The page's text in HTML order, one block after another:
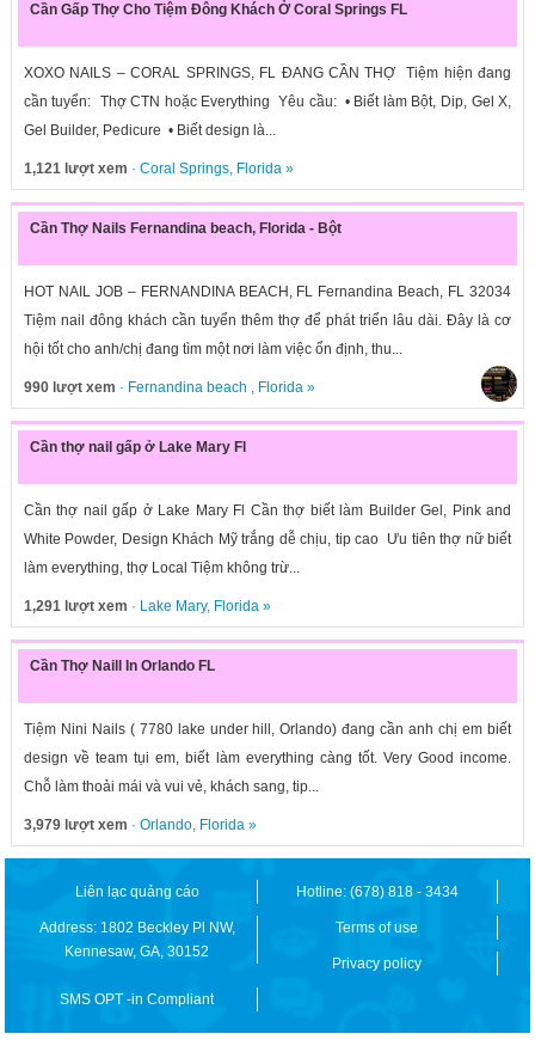
Cần Gấp Thợ Cho Tiệm Đông Khách Ở Coral Springs FL
XOXO NAILS – CORAL SPRINGS, FL ĐANG CẦN THỢ Tiệm hiện đang
cần tuyển: Thợ CTN hoặc Everything Yêu cầu: • Biết làm Bột, Dip, Gel X,
Gel Builder, Pedicure • Biết design là...
1,121 lượt xem · Coral Springs, Florida»
Cần Thợ Nails Fernandina beach, Florida - Bột
HOT NAIL JOB – FERNANDINA BEACH, FL Fernandina Beach, FL 32034
Tiệm nail đông khách cần tuyển thêm thợ để phát triển lâu dài. Đây là cơ
hội tốt cho anh/chị đang tìm một nơi làm việc ổn định, thu...
990 lượt xem · Fernandina beach , Florida»
Cần thợ nail gấp ở Lake Mary Fl
Cần thợ nail gấp ở Lake Mary Fl Cần thợ biết làm Builder Gel, Pink and
White Powder, Design Khách Mỹ trắng dễ chịu, tip cao Ưu tiên thợ nữ biết
làm everything, thợ Local Tiệm không trừ...
1,291 lượt xem · Lake Mary, Florida»
Cần Thợ Naill In Orlando FL
Tiệm Nini Nails ( 7780 lake under hill, Orlando) đang cần anh chị em biết
design về team tụi em, biết làm everything càng tốt. Very Good income.
Chỗ làm thoải mái và vui vẻ, khách sang, tip...
3,979 lượt xem · Orlando, Florida»
Liên lạc quảng cáo Hotline: (678) 818 - 3434
Address: 1802 Beckley Pl NW,
Kennesaw, GA, 30152
Terms of use
Privacy policy
SMS OPT -in Compliant